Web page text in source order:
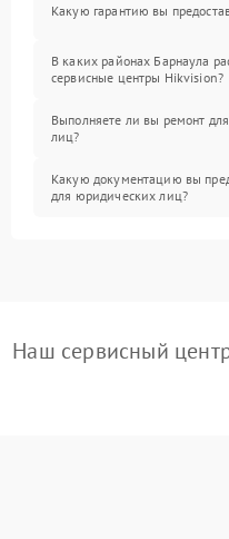
Какую гарантию вы
В каких районах Барнаула
сервисные центры Hikvision?
Выполняете ли вы ремонт
лиц?
Какую документацию вы
для юридических лиц?
Наш сервисный